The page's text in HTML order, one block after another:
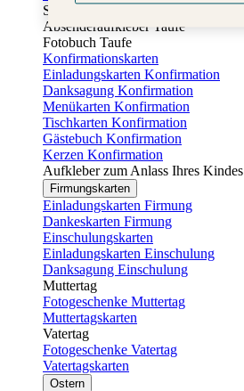
Sticker Taufe
Absenderaufkleber Taufe
Fotobuch Taufe
Konfirmationskarten
Einladungskarten Konfirmation
Danksagung Konfirmation
Menükarten Konfirmation
Tischkarten Konfirmation
Gästebuch Konfirmation
Kerzen Konfirmation
Aufkleber zum Anlass Ihres Kindes
Firmungskarten
Einladungskarten Firmung
Dankeskarten Firmung
Einschulungskarten
Einladungskarten Einschulung
Danksagung Einschulung
Muttertag
Fotogeschenke Muttertag
Muttertagskarten
Vatertag
Fotogeschenke Vatertag
Vatertagskarten
Ostern